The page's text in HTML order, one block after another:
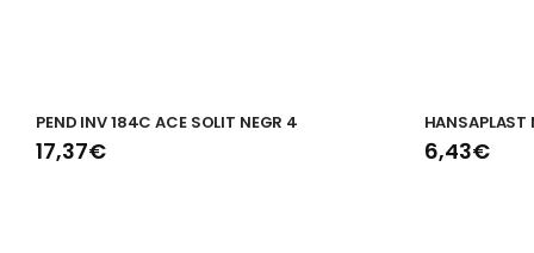
PEND INV 184C ACE SOLIT NEGR 4
17,37€
HANSAPLAST
6,43€